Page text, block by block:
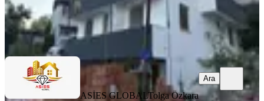
ASİES GLOBALTolga Özkara
ASİES GLOBALTolga Özkara
Ara